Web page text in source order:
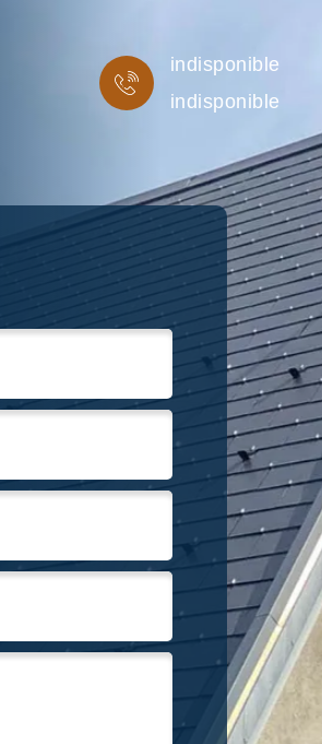
indisponible
indisponible